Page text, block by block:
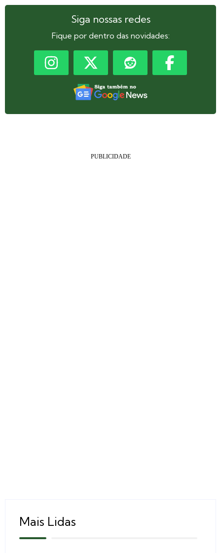
Siga nossas redes
Fique por dentro das novidades:
Mais Lidas